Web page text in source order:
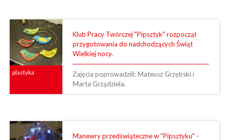
plastyka
Klub Pracy Twórczej "Pipsztyk" rozpoczął
przygotowania do nadchodzących Świąt
Wielkiej nocy.
Zajęcia poprowadzili: Mateusz Grzębski i
Marta Grządziela.
Manewry przedświąteczne w "Pipsztyku" -